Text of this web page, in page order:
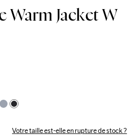
Warm Jacket W
Votre taille est-elle en rupture de stock ?